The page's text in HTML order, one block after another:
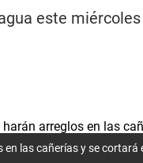
este
las cañerías y se cortará